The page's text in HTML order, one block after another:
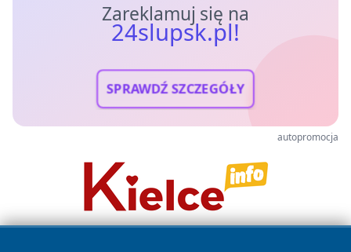
Zareklamuj się na
24slupsk.pl!
SPRAWDŹ SZCZEGÓŁY
autopromocja